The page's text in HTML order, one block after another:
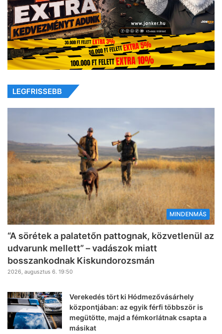
LEGFRISSEBB
MINDENMÁS
“A sörétek a palatetőn pattognak, közvetlenül az
udvarunk mellett” – vadászok miatt
bosszankodnak Kiskundorozsmán
2026, augusztus 6. 19:50
Verekedés tört ki Hódmezővásárhely
központjában: az egyik férfi többször is
megütötte, majd a fémkorlátnak csapta a
másikat